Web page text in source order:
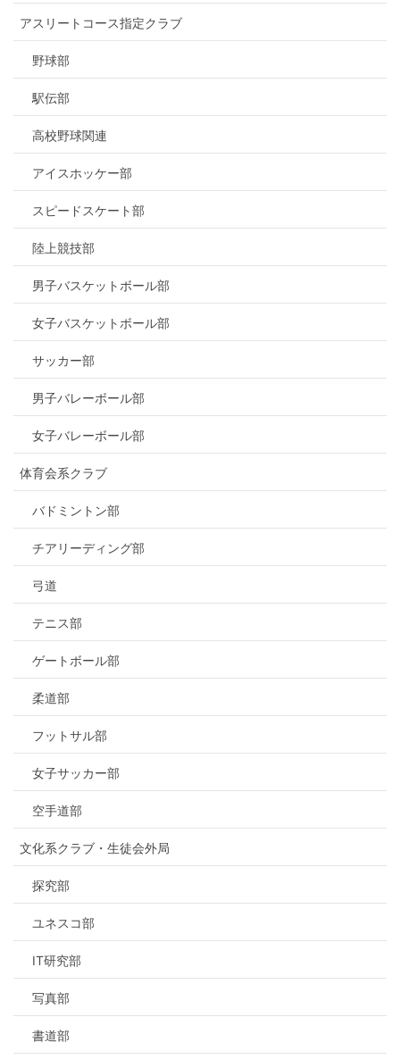
アスリートコース指定クラブ
野球部
駅伝部
高校野球関連
アイスホッケー部
スピードスケート部
陸上競技部
男子バスケットボール部
女子バスケットボール部
サッカー部
男子バレーボール部
女子バレーボール部
体育会系クラブ
バドミントン部
チアリーディング部
弓道
テニス部
ゲートボール部
柔道部
フットサル部
女子サッカー部
空手道部
文化系クラブ・生徒会外局
探究部
ユネスコ部
IT研究部
写真部
書道部